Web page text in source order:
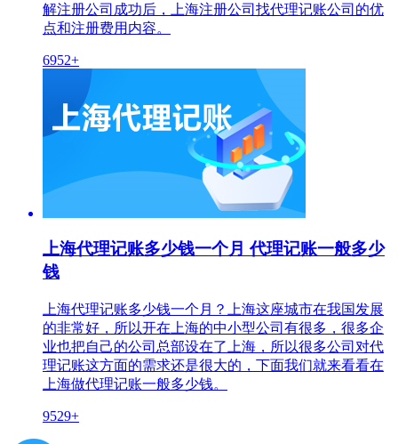
解注册公司成功后，上海注册公司找代理记账公司的优
点和注册费用内容。
6952+
上海代理记账多少钱一个月 代理记账一般多少
钱
上海代理记账多少钱一个月？上海这座城市在我国发展
的非常好，所以开在上海的中小型公司有很多，很多企
业也把自己的公司总部设在了上海，所以很多公司对代
理记账这方面的需求还是很大的，下面我们就来看看在
上海做代理记账一般多少钱。
9529+